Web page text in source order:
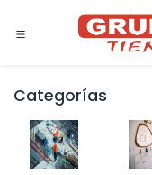
Categorías